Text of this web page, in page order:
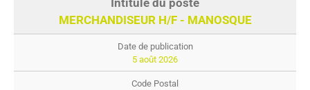
MERCHANDISEUR H/F - MANOSQUE
5 août 2026